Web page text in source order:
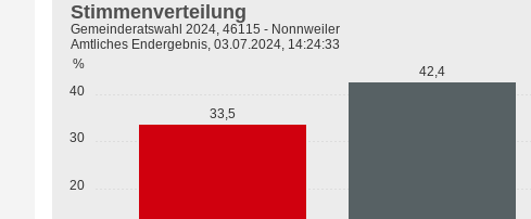
20
30
40
%
33,5
42,4
Stimmenverteilung
Gemeinderatswahl 2024, 46115 - Nonnweiler
Amtliches Endergebnis, 03.07.2024, 14:24:33